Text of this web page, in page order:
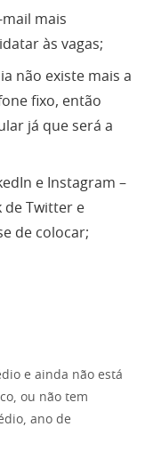
mail mais
às vagas;
não existe mais a
fixo, então
já que será a
e Instagram –
de Twitter e
de colocar;
e ainda não está
ou não tem
ano de